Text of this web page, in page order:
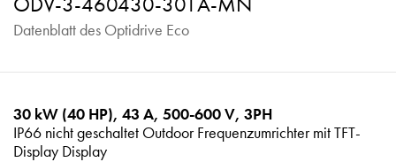
Datenblatt des Optidrive Eco
30 kW (40 HP), 43 A, 500-600 V, 3PH
IP66 nicht geschaltet Outdoor Frequenzumrichter mit TFT-
Display Display